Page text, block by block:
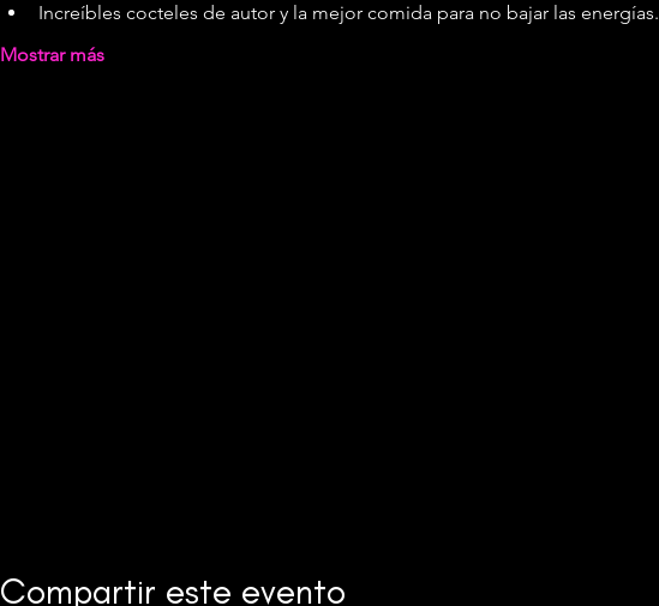
Increíbles cocteles de autor y la mejor comida para no bajar las energías.
Mostrar más
Compartir este evento